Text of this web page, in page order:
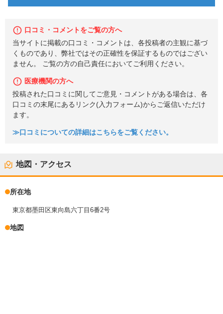
口コミ・コメントをご覧の方へ
当サイトに掲載の口コミ・コメントは、各投稿者の主観に基づ
くものであり、弊社ではその正確性を保証するものではござい
ません。 ご覧の方の自己責任においてご利用ください。
医療機関の方へ
投稿された口コミに関してご意見・コメントがある場合は、各
口コミの末尾にあるリンク(入力フォーム)からご返信いただけ
ます。
≫口コミについての詳細はこちらをご覧ください。
地図・アクセス
所在地
東京都墨田区東向島六丁目6番2号
地図